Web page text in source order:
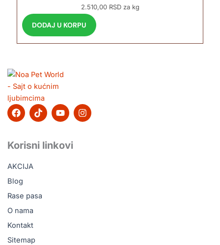
2.510,00 RSD za kg
DODAJ U KORPU
F
a
b
o
o
k
T
i
o
k
Y
o
u
b
I
n
Korisni linkovi
AKCIJA
Blog
Rase pasa
O nama
Kontakt
Sitemap